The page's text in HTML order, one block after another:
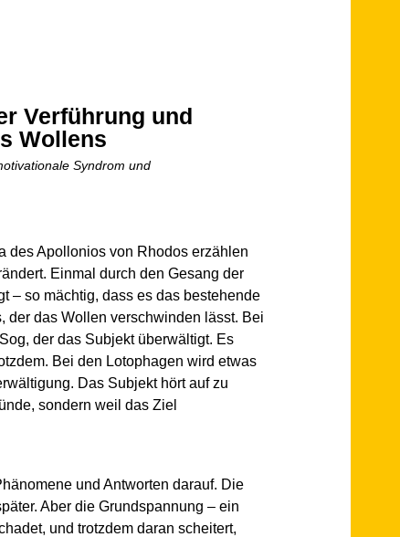
Verführung und
Wollens
Syndrom und
des Apollonios von Rhodos erzählen
Einmal durch den Gesang der
– so mächtig, dass es das bestehende
der das Wollen verschwinden lässt. Bei
der das Subjekt überwältigt. Es
Bei den Lotophagen wird etwas
Das Subjekt hört auf zu
sondern weil das Ziel
und Antworten darauf. Die
Aber die Grundspannung – ein
und trotzdem daran scheitert,